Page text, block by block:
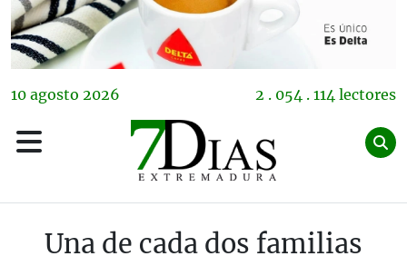
10 agosto 2026 2 . 054 . 114 lectores
Una de cada dos familias